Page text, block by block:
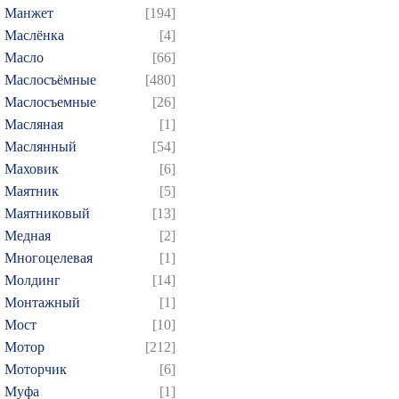
Манжет
[194]
Маслёнка
[4]
Масло
[66]
Маслосъёмные
[480]
Маслосъемные
[26]
Масляная
[1]
Маслянный
[54]
Маховик
[6]
Маятник
[5]
Маятниковый
[13]
Медная
[2]
Многоцелевая
[1]
Молдинг
[14]
Монтажный
[1]
Мост
[10]
Мотор
[212]
Моторчик
[6]
Муфа
[1]